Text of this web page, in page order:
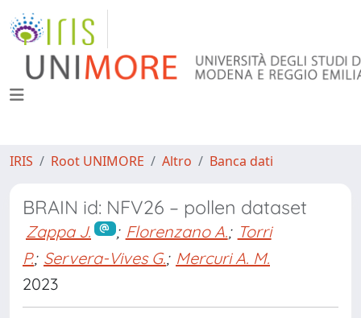
IRIS Root UNIMORE Altro Banca dati
BRAIN id: NFV26 – pollen dataset
Zappa J. ; Florenzano A.; Torri
P.; Servera-Vives G.; Mercuri A. M.
2023